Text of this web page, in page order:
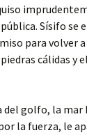
Sísifo se
para volver
cálidas y
del golfo, la
la fuerza, le